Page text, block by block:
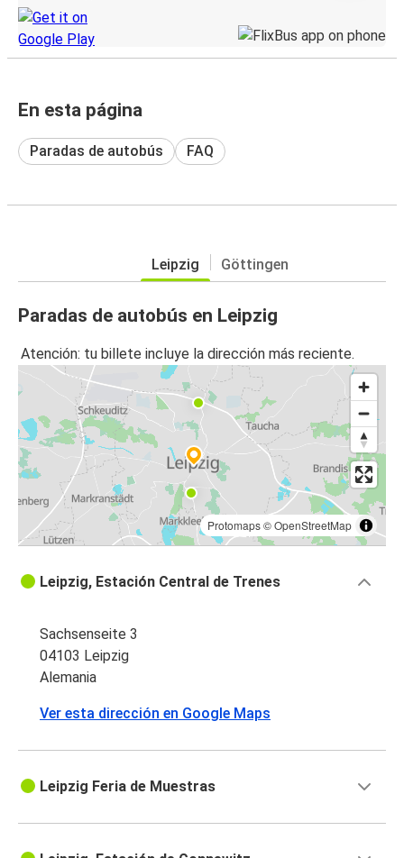
En esta página
Paradas de autobús FAQ
Leipzig Göttingen
Paradas de autobús en Leipzig
Atención: tu billete incluye la dirección más reciente.
Protomaps©OpenStreetMap
Leipzig, Estación Central de Trenes
Sachsenseite 3
04103 Leipzig
Alemania
Ver esta dirección en Google Maps
Leipzig Feria de Muestras